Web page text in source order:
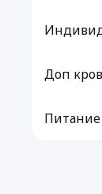
Доп
Питание